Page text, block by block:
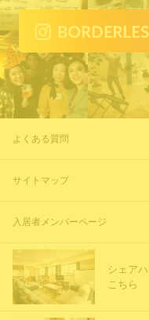
よくある質問
サイトマップ
入居者メンバーページ
シェア
こちら